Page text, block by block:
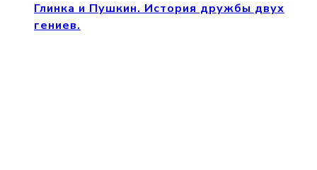
Глинка и Пушкин. История дружбы двух
гениев.